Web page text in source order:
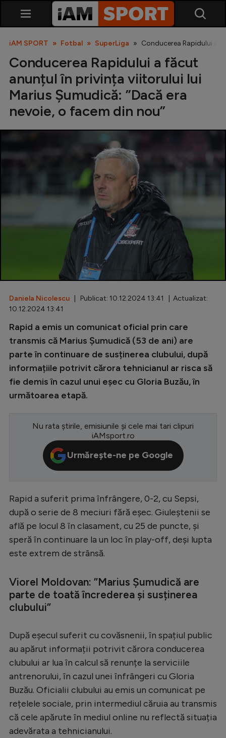
SuperLiga
Cupa României
Echipa Națională
Fotbal feminin
Special
Diverse
Inedit
Clasamente
Champions League
Europa League
Conference League
Premier League
LaLiga
Ligue 1
Campionate
Starurile fotbalului
Stranieri
Clasamente
Tenis
Handbal
Natație
Formula 1
Gimnastică
iAM SPORT Fotbal SuperLiga Conducerea Rapidului a
Conducerea Rapidului a făcut
anunțul în privința viitorului lui
Marius Șumudică: ”Dacă era
nevoie, o facem din nou”
Daniela Nicolescu | Publicat: 10.12.2024 13:41 | Actualizat:
10.12.2024 13:41
Rapid a emis un comunicat oficial prin care
transmis că Marius Șumudică (53 de ani) are
parte în continuare de susținerea clubului, după
informațiile potrivit cărora tehnicianul ar risca să
fie demis în cazul unui eșec cu Gloria Buzău, în
următoarea etapă.
Nu rata știrile, emisiunile și cele mai tari clipuri
iAMsport.ro
Urmărește-ne pe Google
Rapid a suferit prima înfrângere, 0-2, cu Sepsi,
după o serie de 8 meciuri fără eșec. Giuleștenii se
află pe locul 8 în clasament, cu 25 de puncte, și
speră în continuare la un loc în play-off, deși lupta
este extrem de strânsă.
Viorel Moldovan: ”Marius Șumudică are
parte de toată încrederea și susținerea
clubului”
După eșecul suferit cu covăsnenii, în spațiul public
au apărut informații potrivit cărora conducerea
clubului ar lua în calcul să renunțe la serviciile
antrenorului, în cazul unei înfrângeri cu Gloria
Buzău. Oficialii clubului au emis un comunicat pe
rețelele sociale, prin intermediul căruia au transmis
că cele apărute în mediul online nu reflectă situația
adevărata a tehnicianului.